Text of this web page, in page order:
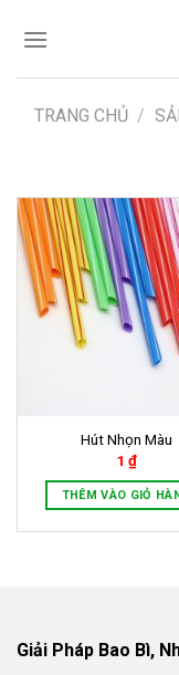
TRANG CHỦ /
Hút Nhọn Màu
1 ₫
THÊM VÀO GIỎ
Giải Pháp Bao Bì,